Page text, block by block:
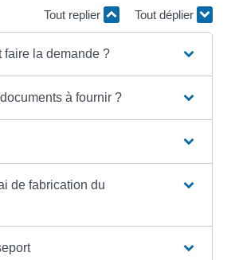
Tout replier Tout déplier
faire la demande ?
à fournir ?
de fabrication du